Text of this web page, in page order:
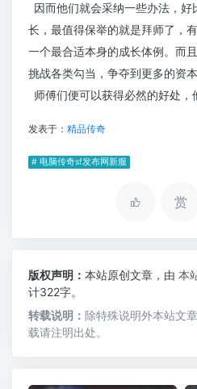
因而他们就会采纳一些办法，
长，最值得保举的就是拜师了，
一个最合适本身的成长体例。而
挑战各类勾当，争夺到更多的资
师傅们便可以获得必然的好处，
发表于： 精品传奇
# 电脑传奇sf发布网新服
赏
版权声明： 本站原创文章，由 本
计322字。
转载说明： 除特殊说明外本站文
载请注明出处。